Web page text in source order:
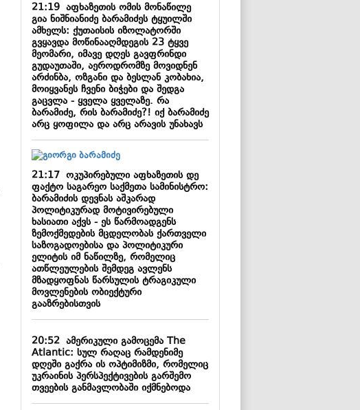
21:19აფხაზეთის ომის მონაწილე
გია ნიშნიანიძე ბარამიძეს ტყუილში
ამხელს: ქუთაისის იზოლატორში
გვყავდა მოწინააღმდეგის 23 ტყვე
მეომარი, იმავე დღეს გავფრინდი
გუდაუთაში, აეროდრომზე მოვიდნენ
არძინბა, ოზგანი და ბესლან კობახია,
მოიყვანეს ჩვენი ბიჭები და შედგა
გაცვლა - ყველა ყველაზე. რა
ბარამიძე, რის ბარამიძე?! იქ ბარამიძე
არც ყოფილა და არც არავის უნახავს
21:17ოკუპირებული აფხაზეთის დე
ფაქტო საგარეო საქმეთა სამინისტრო:
ბარამიძის დევნას აშკარად
პოლიტიკურად მოტივირებული
ხასიათი აქვს - ეს წარმოადგენს
ზემოქმედების მცდელობას ქართველი
საზოგადოებისა და პოლიტიკური
ელიტის იმ ნაწილზე, რომელიც
ათწლეულების შემდეგ ავლენს
მზადყოფნას წარსულის ტრაგიკული
მოვლენების ობიექტური
გააზრებისთვის
20:52ამერიკული გამოცემა The
Atlantic: სულ რაღაც რამდენიმე
დღეში გაქრა ის ოპტიმიზმი, რომელიც
უკრაინის პერსპექტივების გარშემო
თვეების განმავლობაში იქმნებოდა